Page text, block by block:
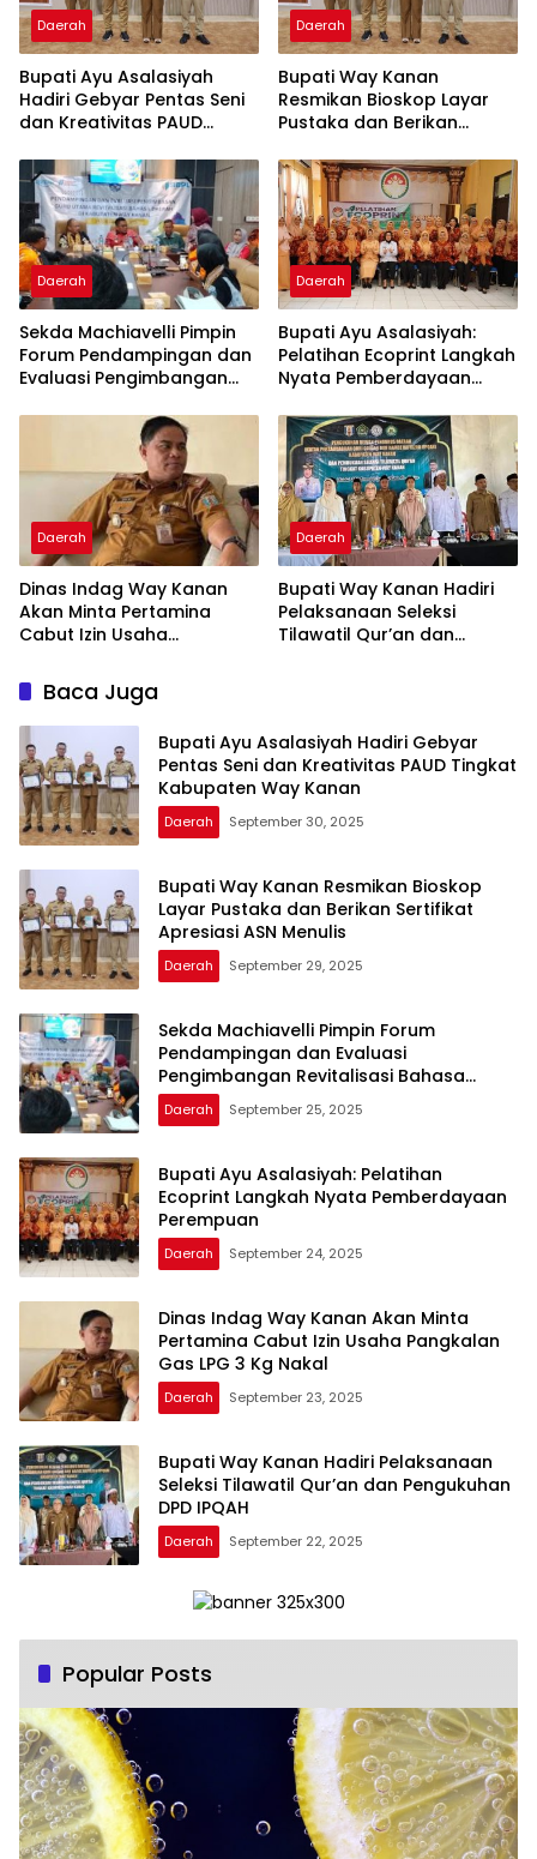
Daerah
Bupati Ayu Asalasiyah
Hadiri Gebyar Pentas Seni
dan Kreativitas PAUD
Kanan
Daerah
Bupati Way Kanan
Resmikan Bioskop Layar
Pustaka dan Berikan
Menulis
Daerah
Sekda Machiavelli Pimpin
Forum Pendampingan dan
Evaluasi Pengimbangan
Daerah
Bupati Ayu Asalasiyah:
Pelatihan Ecoprint Langkah
Nyata Pemberdayaan
Daerah
Dinas Indag Way Kanan
Akan Minta Pertamina
Cabut Izin Usaha
Nakal
Daerah
Bupati Way Kanan Hadiri
Pelaksanaan Seleksi
Tilawatil Qur’an dan
Baca Juga
Bupati Ayu Asalasiyah Hadiri Gebyar
Pentas Seni dan Kreativitas PAUD Tingkat
Kabupaten Way Kanan
Daerah September 30, 2025
Bupati Way Kanan Resmikan Bioskop
Layar Pustaka dan Berikan Sertifikat
Apresiasi ASN Menulis
Daerah September 29, 2025
Sekda Machiavelli Pimpin Forum
Pendampingan dan Evaluasi
Pengimbangan Revitalisasi Bahasa
Daerah
Daerah September 25, 2025
Bupati Ayu Asalasiyah: Pelatihan
Ecoprint Langkah Nyata Pemberdayaan
Perempuan
Daerah September 24, 2025
Dinas Indag Way Kanan Akan Minta
Pertamina Cabut Izin Usaha Pangkalan
Gas LPG 3 Kg Nakal
Daerah September 23, 2025
Bupati Way Kanan Hadiri Pelaksanaan
Seleksi Tilawatil Qur’an dan Pengukuhan
DPD IPQAH
Daerah September 22, 2025
Popular Posts